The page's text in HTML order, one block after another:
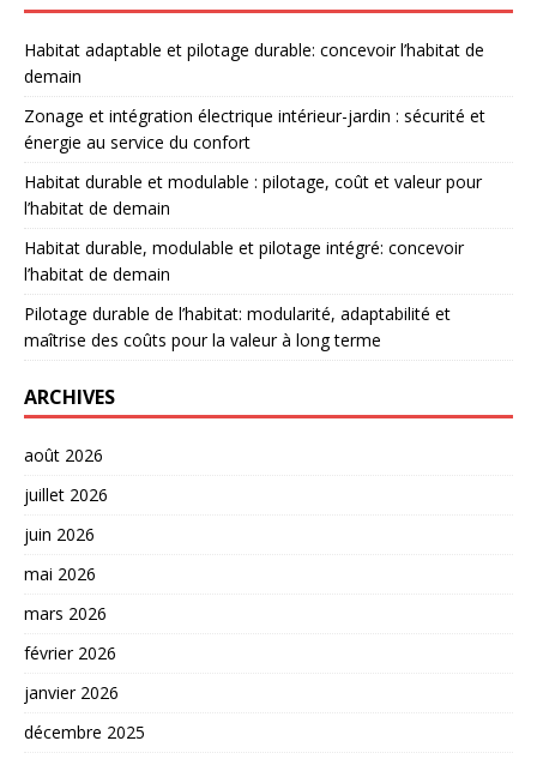
Habitat adaptable et pilotage durable: concevoir l’habitat de
demain
Zonage et intégration électrique intérieur-jardin : sécurité et
énergie au service du confort
Habitat durable et modulable : pilotage, coût et valeur pour
l’habitat de demain
Habitat durable, modulable et pilotage intégré: concevoir
l’habitat de demain
Pilotage durable de l’habitat: modularité, adaptabilité et
maîtrise des coûts pour la valeur à long terme
ARCHIVES
août 2026
juillet 2026
juin 2026
mai 2026
mars 2026
février 2026
janvier 2026
décembre 2025